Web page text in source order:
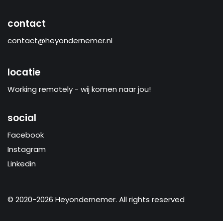
contact
contact@heyondernemer.nl
locatie
Working remotely - wij komen naar jou!
social
Facebook
Instagram
Linkedin
© 2020-2026 Heyondernemer. All rights reserved